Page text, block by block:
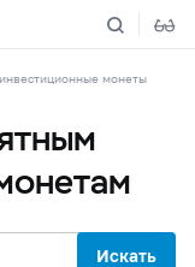
монеты
Искать